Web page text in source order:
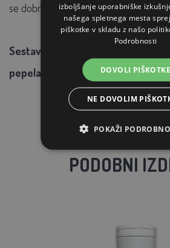
se dobro skladišči.
Sestava: 51% beljakovin, 30%
pepela
PODOBNI
izboljšanje uporabniške
našega spletnega mesta
piškotke v skladu z našo
Podrobnosti
DOVOLI PIŠKOTKE
NE DOVOLIM
POKAŽI